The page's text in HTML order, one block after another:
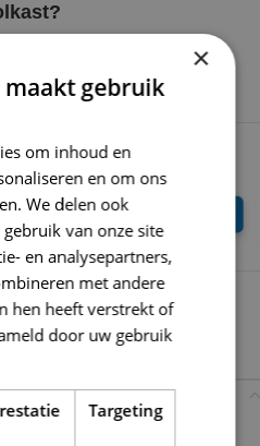
4,99 binnen NL
(werk)dag verzonden
deze Symfonie breipunt
×
maakt gebruik
om inhoud en
en om ons
We delen ook
van onze site
en analysepartners,
met andere
hen heeft verstrekt of
door uw gebruik
Targeting